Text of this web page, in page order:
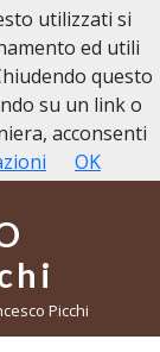
Picchi
utilizzati si
ed utili
questo
su un link o
acconsenti
OK